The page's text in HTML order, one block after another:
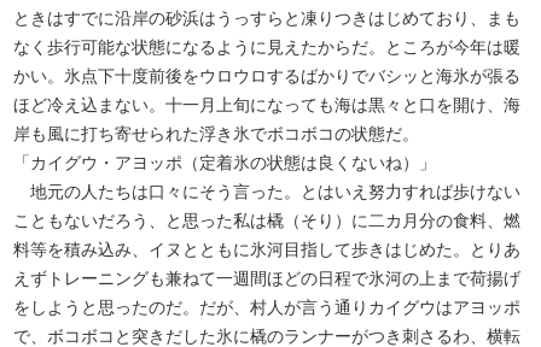
ときはすでに沿岸の砂浜はうっすらと凍りつきはじめており、まも
なく歩行可能な状態になるように見えたからだ。ところが今年は暖
かい。氷点下十度前後をウロウロするばかりでバシッと海氷が張る
ほど冷え込まない。十一月上旬になっても海は黒々と口を開け、海
岸も風に打ち寄せられた浮き氷でボコボコの状態だ。
「カイグウ・アヨッポ（定着氷の状態は良くないね）」
地元の人たちは口々にそう言った。とはいえ努力すれば歩けない
こともないだろう、と思った私は橇（そり）に二カ月分の食料、燃
料等を積み込み、イヌとともに氷河目指して歩きはじめた。とりあ
えずトレーニングも兼ねて一週間ほどの日程で氷河の上まで荷揚げ
をしようと思ったのだ。だが、村人が言う通りカイグウはアヨッポ
で、ボコボコと突きだした氷に橇のランナーがつき刺さるわ、横転